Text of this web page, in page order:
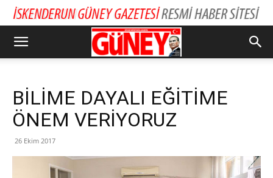
BİLİME DAYALI EĞİTİME
ÖNEM VERİYORUZ
26 Ekim 2017